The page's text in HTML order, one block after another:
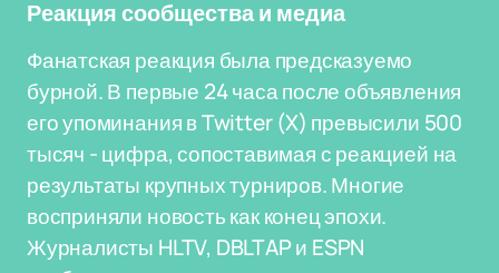
Реакция сообщества и медиа
Фанатская реакция была предсказуемо
бурной. В первые 24 часа после объявления
его упоминания в Twitter (X) превысили 500
тысяч - цифра, сопоставимая с реакцией на
результаты крупных турниров. Многие
восприняли новость как конец эпохи.
Журналисты HLTV, DBLTAP и ESPN